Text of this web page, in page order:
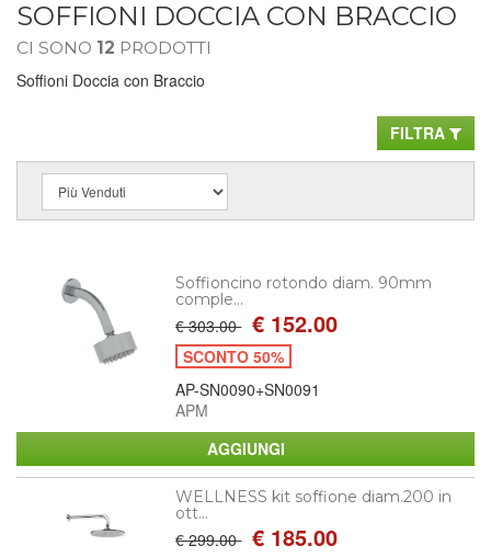
SOFFIONI DOCCIA CON BRACCIO
CI SONO 12 PRODOTTI
Soffioni Doccia con Braccio
FILTRA
Soffioncino rotondo diam. 90mm
comple...
€ 303.00 € 152.00
SCONTO 50%
AP-SN0090+SN0091
APM
WELLNESS kit soffione diam.200 in
ott...
€ 299.00 € 185.00